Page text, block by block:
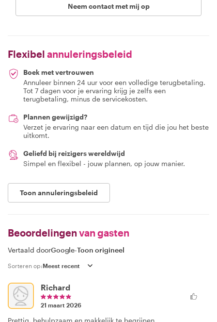
Neem contact met mij op
Flexibel annuleringsbeleid
Boek met vertrouwen
Annuleer binnen 24 uur voor een volledige terugbetaling.
Tot 7 dagen voor je ervaring krijg je zelfs een
terugbetaling, minus de servicekosten.
Plannen gewijzigd?
Verzet je ervaring naar een datum en tijd die jou het beste
uitkomt.
Geliefd bij reizigers wereldwijd
Simpel en flexibel - jouw plannen, op jouw manier.
Toon annuleringsbeleid
Beoordelingen van gasten
Vertaald doorGoogle-Toon origineel
Sorteren op:
Richard
21 maart 2026
Prettig, behulpzaam en makkelijk te begrijpen